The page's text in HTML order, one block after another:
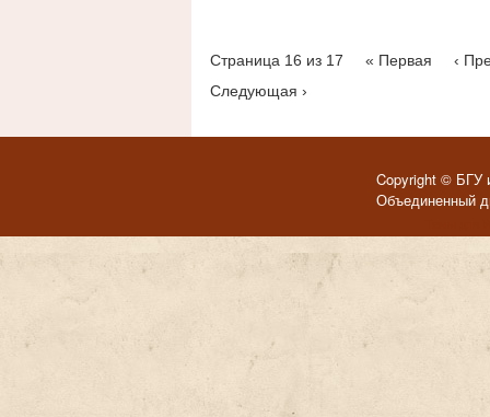
Страница 16 из 17 « Первая
‹
Следующая ›
Copyright © БГУ
Объединенный